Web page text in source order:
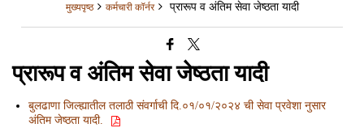
मुख्यपृष्ठ कर्मचारी कॉर्नर प्रारूप व अंतिम सेवा जेष्ठता यादी
प्रारूप व अंतिम सेवा जेष्ठता यादी
बुलढाणा जिल्ह्यातील तलाठी संवर्गाची दि.०१/०१/२०२४ ची सेवा प्रवेशा नुसार
अंतिम जेष्ठता यादी.